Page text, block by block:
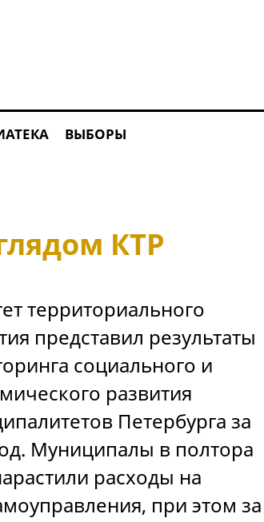
ВЫБОРЫ
КТР
территориального
представил результаты
социального и
развития
Петербурга за
Муниципалы в полтора
расходы на
при этом за